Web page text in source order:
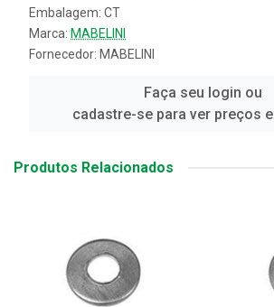
Embalagem: CT
Marca: MABELINI
Fornecedor: MABELINI
Faça seu login ou
cadastre-se para ver preços
Produtos Relacionados